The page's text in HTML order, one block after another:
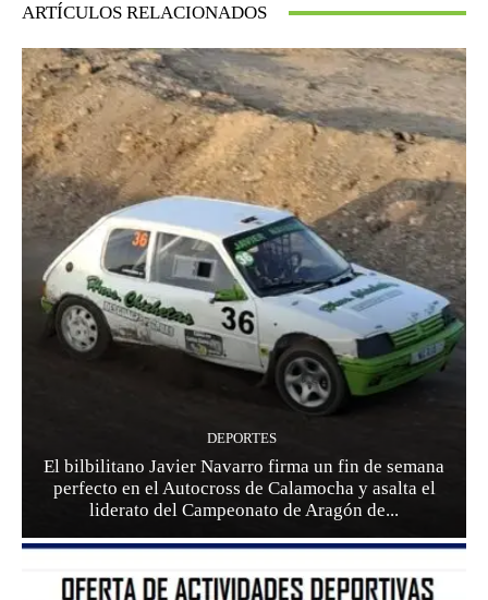
ARTÍCULOS RELACIONADOS
DEPORTES
El bilbilitano Javier Navarro firma un fin de semana
perfecto en el Autocross de Calamocha y asalta el
liderato del Campeonato de Aragón de...